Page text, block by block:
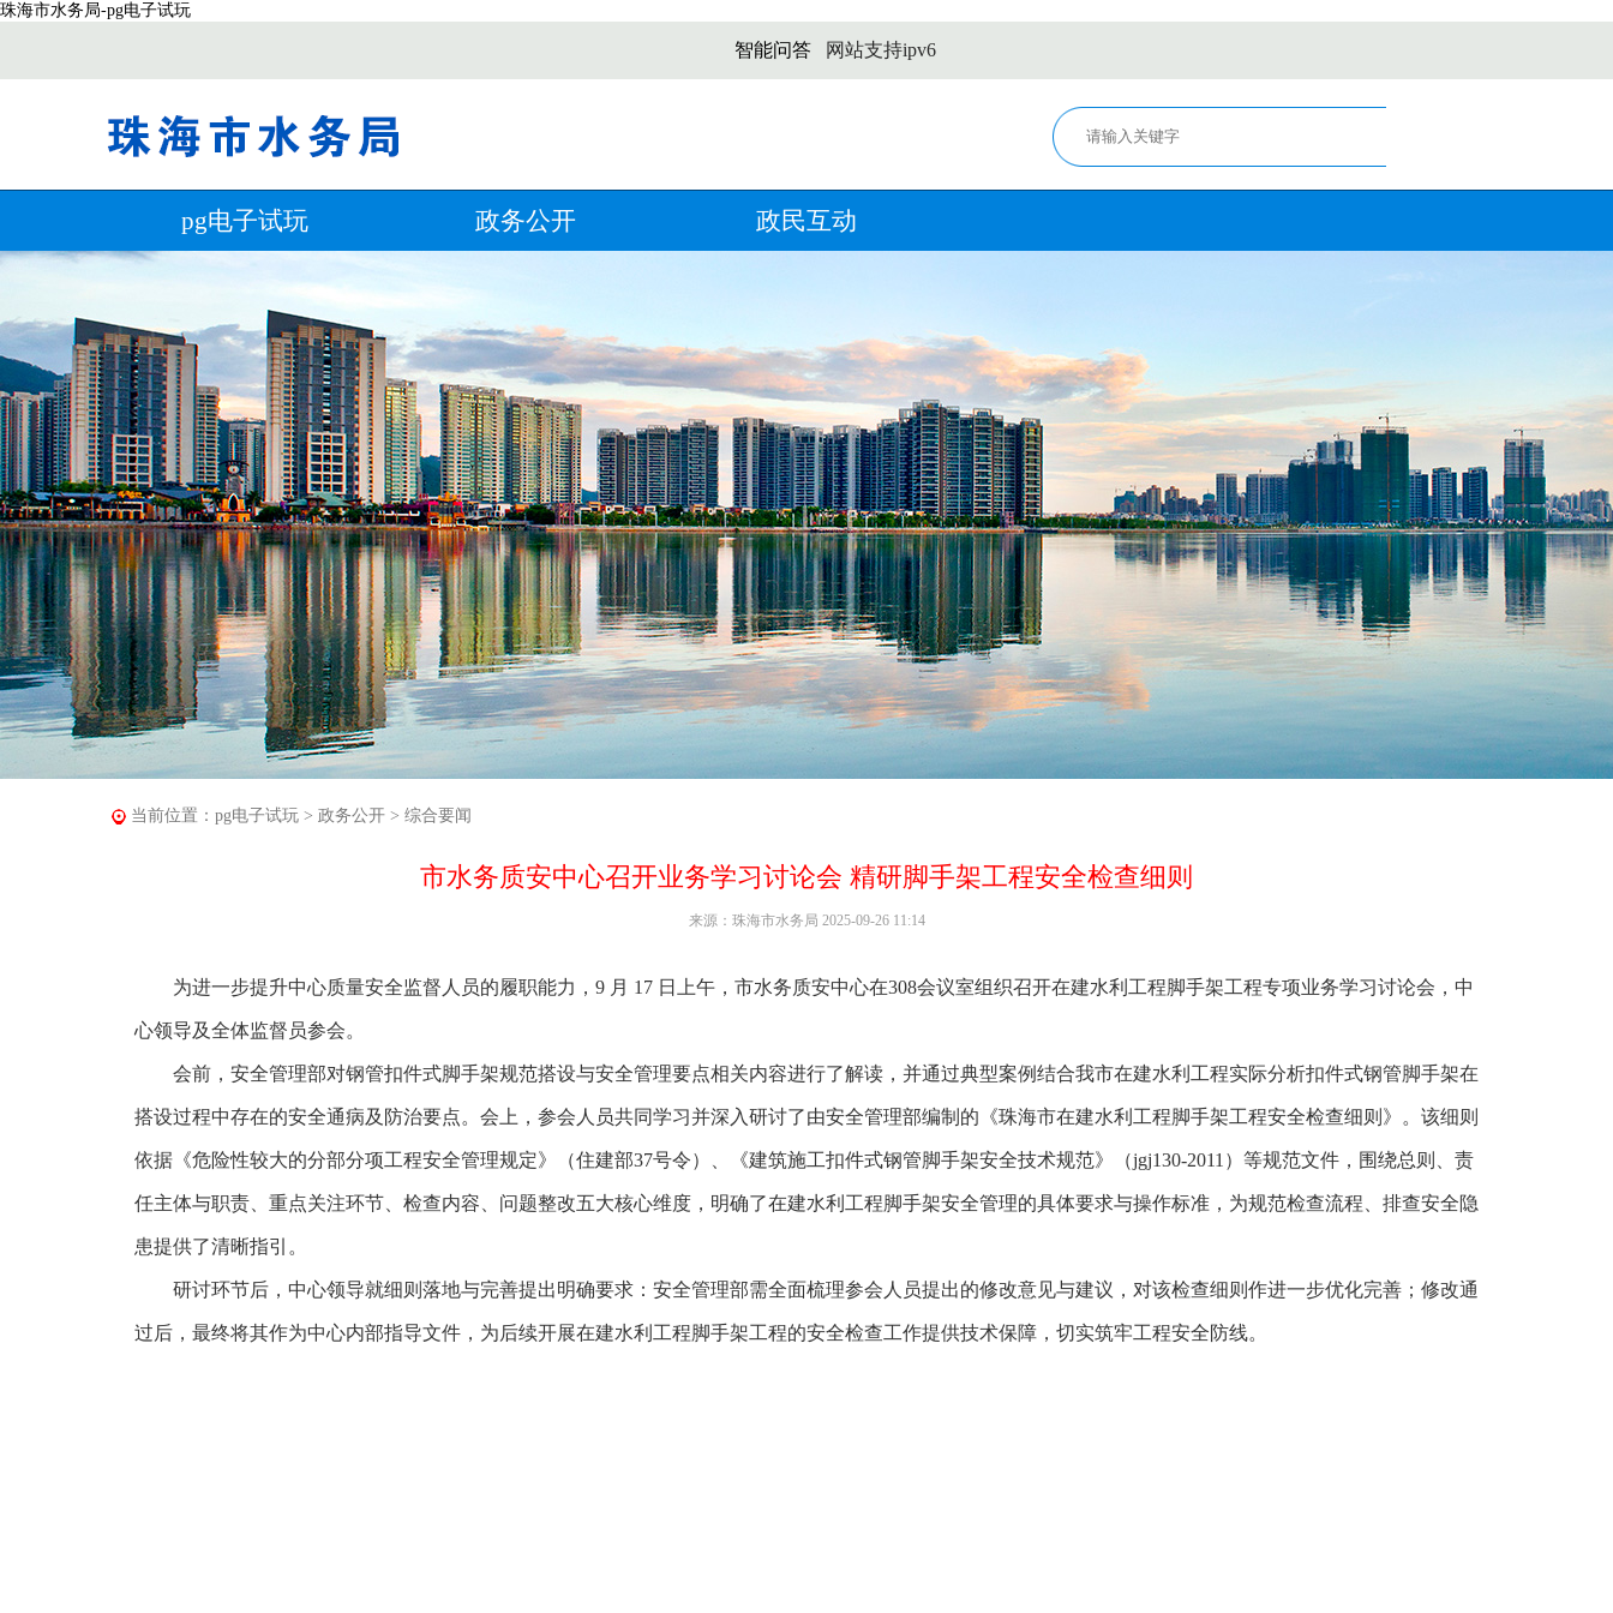
珠海市水务局-pg电子试玩
智能问答 网站支持ipv6
pg电子试玩 政务公开 政民互动
当前位置： pg电子试玩 > 政务公开 > 综合要闻
市水务质安中心召开业务学习讨论会 精研脚手架工程安全检查细则
来源：珠海市水务局 2025-09-26 11:14
为进一步提升中心质量安全监督人员的履职能力，9 月 17 日上午，市水务质安中心在308会议室组织召开在建水利工程脚手架工程专项业务学习讨论会，中
心领导及全体监督员参会。
会前，安全管理部对钢管扣件式脚手架规范搭设与安全管理要点相关内容进行了解读，并通过典型案例结合我市在建水利工程实际分析扣件式钢管脚手架在
搭设过程中存在的安全通病及防治要点。会上，参会人员共同学习并深入研讨了由安全管理部编制的《珠海市在建水利工程脚手架工程安全检查细则》。该细则
依据《危险性较大的分部分项工程安全管理规定》（住建部37号令）、《建筑施工扣件式钢管脚手架安全技术规范》（jgj130-2011）等规范文件，围绕总则、责
任主体与职责、重点关注环节、检查内容、问题整改五大核心维度，明确了在建水利工程脚手架安全管理的具体要求与操作标准，为规范检查流程、排查安全隐
患提供了清晰指引。
研讨环节后，中心领导就细则落地与完善提出明确要求：安全管理部需全面梳理参会人员提出的修改意见与建议，对该检查细则作进一步优化完善；修改通
过后，最终将其作为中心内部指导文件，为后续开展在建水利工程脚手架工程的安全检查工作提供技术保障，切实筑牢工程安全防线。